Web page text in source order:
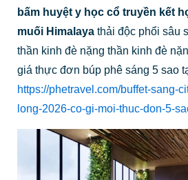
bấm huyệt y học cổ truyền kết
muối Himalayathải độc phổi sâu
thần kinh đè nặng thần kinh đè
giá thực đơn búp phê sáng 5 sao
https://phetravel.com/buffet-sang-
long-2026-co-gi-moi-thuc-don-5-